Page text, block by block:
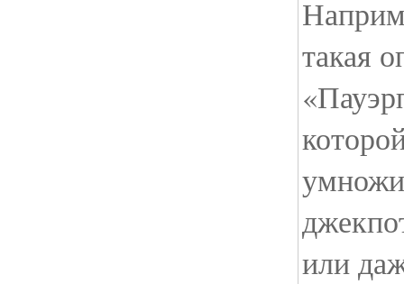
такая
или